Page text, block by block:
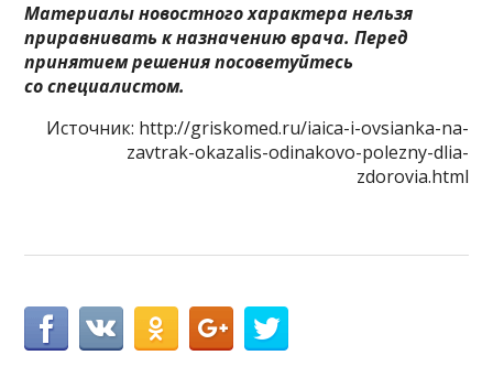
Материалы новостного характера нельзя
приравнивать к назначению врача. Перед
принятием решения посоветуйтесь
со специалистом.
Источник: http://griskomed.ru/iaica-i-ovsianka-na-
zavtrak-okazalis-odinakovo-polezny-dlia-
zdorovia.html